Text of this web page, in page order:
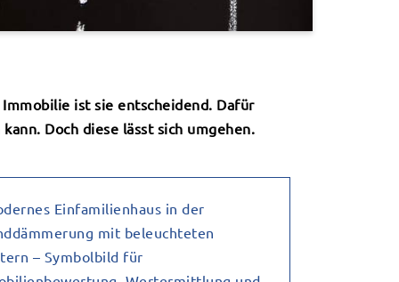
ist sie entscheidend. Dafür
Doch diese lässt sich umgehen.